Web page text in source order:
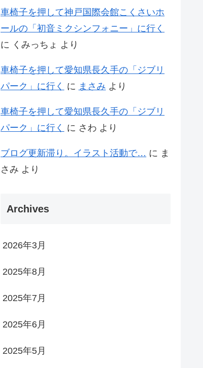
車椅子を押して神戸国際会館こくさいホ
ールの「初音ミクシンフォニー」に行く
に くみっちょ より
車椅子を押して愛知県長久手の「ジブリ
パーク」に行く に まさみ より
車椅子を押して愛知県長久手の「ジブリ
パーク」に行く に さわ より
ブログ更新滞り。イラスト活動で… に ま
さみ より
Archives
2026年3月
2025年8月
2025年7月
2025年6月
2025年5月